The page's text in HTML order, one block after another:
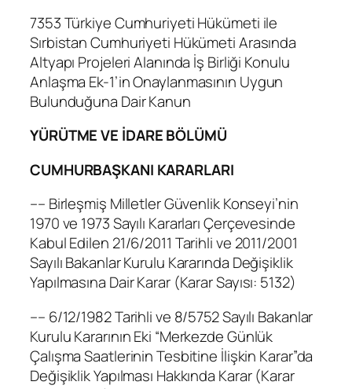
7353 Türkiye Cumhuriyeti Hükümeti ile
Sırbistan Cumhuriyeti Hükümeti Arasında
Altyapı Projeleri Alanında İş Birliği Konulu
Anlaşma Ek-1’in Onaylanmasının Uygun
Bulunduğuna Dair Kanun
YÜRÜTME VE İDARE BÖLÜMÜ
CUMHURBAŞKANI KARARLARI
–– Birleşmiş Milletler Güvenlik Konseyi’nin
1970 ve 1973 Sayılı Kararları Çerçevesinde
Kabul Edilen 21/6/2011 Tarihli ve 2011/2001
Sayılı Bakanlar Kurulu Kararında Değişiklik
Yapılmasına Dair Karar (Karar Sayısı: 5132)
–– 6/12/1982 Tarihli ve 8/5752 Sayılı Bakanlar
Kurulu Kararının Eki “Merkezde Günlük
Çalışma Saatlerinin Tesbitine İlişkin Karar”da
Değişiklik Yapılması Hakkında Karar (Karar